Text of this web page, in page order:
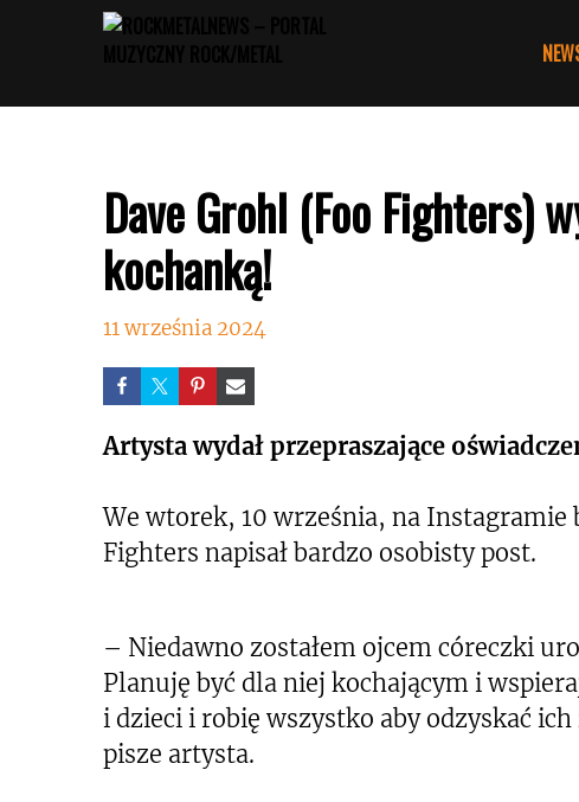
Dave Grohl (Foo Fighters)
kochanką!
11 września 2024
Artysta wydał przepraszające
We wtorek, 10 września, na Instagramie
Fighters napisał bardzo osobisty post.
– Niedawno zostałem ojcem córeczki
Planuję być dla niej kochającym i
i dzieci i robię wszystko aby odzyskać
pisze artysta.